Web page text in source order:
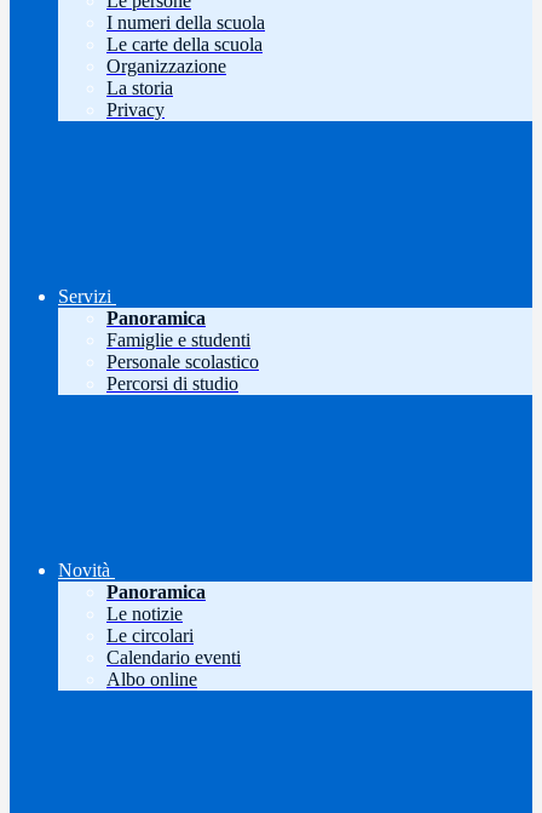
I numeri della scuola
Le carte della scuola
Organizzazione
La storia
Privacy
Servizi
Panoramica
Famiglie e studenti
Personale scolastico
Percorsi di studio
Novità
Panoramica
Le notizie
Le circolari
Calendario eventi
Albo online